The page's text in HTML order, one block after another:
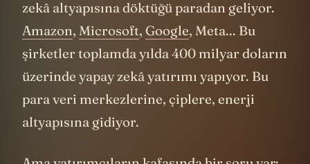
zekâ altyapısına döktüğü paradan geliyor.
Amazon, Microsoft, Google, Meta... Bu
şirketler toplamda yılda 400 milyar doların
üzerinde yapay zekâ yatırımı yapıyor. Bu
para veri merkezlerine, çiplere, enerji
altyapısına gidiyor.